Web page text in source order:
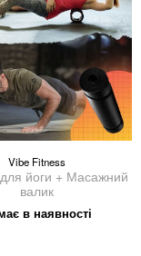
Vibe Fitness
йоги + Масажний
валик
в наявності